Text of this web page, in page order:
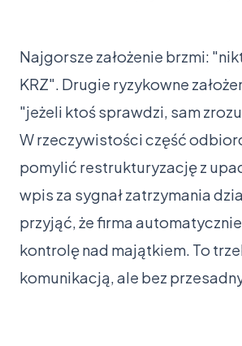
Najgorsze założenie brzmi:
KRZ". Drugie ryzykowne
"jeżeli ktoś sprawdzi, sam
W rzeczywistości część
pomylić restrukturyzację z
wpis za sygnał zatrzymania
przyjąć, że firma
kontrolę nad majątkiem. To
komunikacją, ale bez